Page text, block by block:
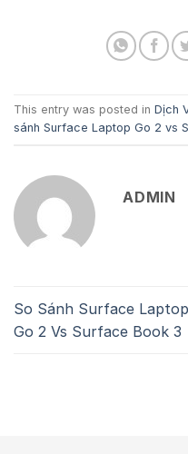
This entry was posted in Dịch
sánh Surface Laptop Go 2 vs
ADMIN
So Sánh Surface Laptop
Go 2 Vs Surface Book 3